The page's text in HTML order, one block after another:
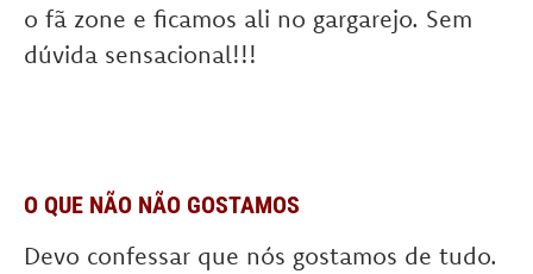
o fã zone e ficamos ali no gargarejo. Sem
dúvida sensacional!!!
O QUE NÃO NÃO GOSTAMOS
Devo confessar que nós gostamos de tudo.